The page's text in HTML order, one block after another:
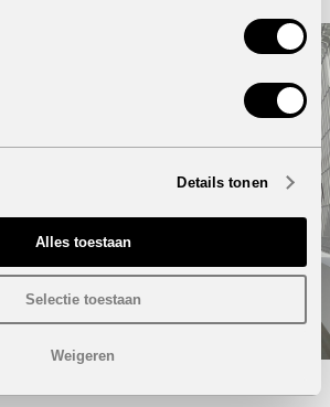
Details tonen
Alles toestaan
Selectie toestaan
Weigeren